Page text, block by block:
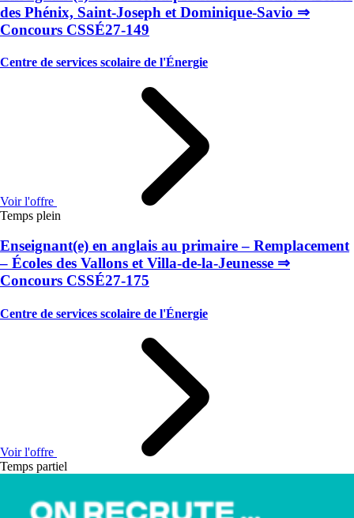
des Phénix, Saint-Joseph et Dominique-Savio ⇒
Concours CSSÉ27-149
Centre de services scolaire de l'Énergie
Voir l'offre
Temps plein
Enseignant(e) en anglais au primaire – Remplacement
– Écoles des Vallons et Villa-de-la-Jeunesse ⇒
Concours CSSÉ27-175
Centre de services scolaire de l'Énergie
Voir l'offre
Temps partiel